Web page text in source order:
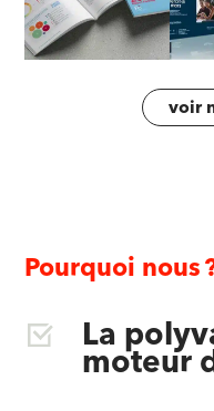
voir
Pourquoi nous
La
moteur